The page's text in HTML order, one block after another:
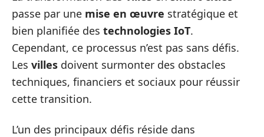
passe par une mise en œuvre stratégique et
bien planifiée des technologies IoT.
Cependant, ce processus n’est pas sans défis.
Les villes doivent surmonter des obstacles
techniques, financiers et sociaux pour réussir
cette transition.
L’un des principaux défis réside dans